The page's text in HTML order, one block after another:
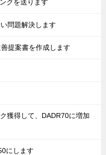
クを送ります
問題解決します
提案書を作成します
獲得して、DADR70に増加
にします